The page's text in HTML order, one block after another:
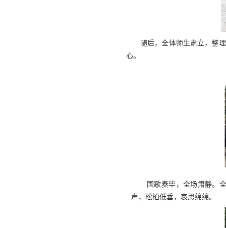
随后，全体师生肃立，整
心。
国歌奏毕，全场肃静。
声，松柏低垂，哀思绵绵。